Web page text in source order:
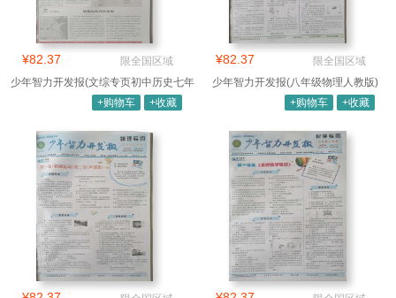
¥82.37
限全国区域
少年智力开发报(文综专页初中历史七年
级部
+购物车 +收藏
¥82.37
限全国区域
少年智力开发报(八年级物理人教版)
+购物车
+收藏